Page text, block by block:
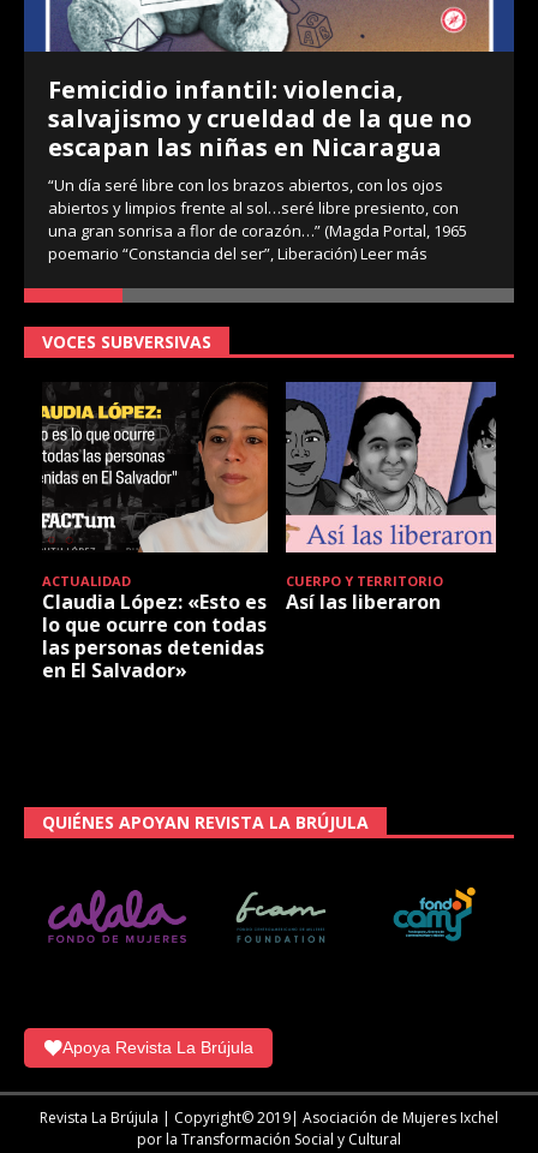
Femicidio infantil: violencia,
salvajismo y crueldad de la que no
escapan las niñas en Nicaragua
“Un día seré libre con los brazos abiertos, con los ojos
abiertos y limpios frente al sol…seré libre presiento, con
una gran sonrisa a flor de corazón…” (Magda Portal, 1965
poemario “Constancia del ser”, Liberación)Leer más
VOCES SUBVERSIVAS
ACTUALIDAD
Claudia López: «Esto es
lo que ocurre con todas
las personas detenidas
en El Salvador»
CUERPO Y TERRITORIO
Así las liberaron
QUIÉNES APOYAN REVISTA LA BRÚJULA
Apoya Revista La Brújula
Revista La Brújula | Copyright© 2019| Asociación de Mujeres Ixchel
por la Transformación Social y Cultural